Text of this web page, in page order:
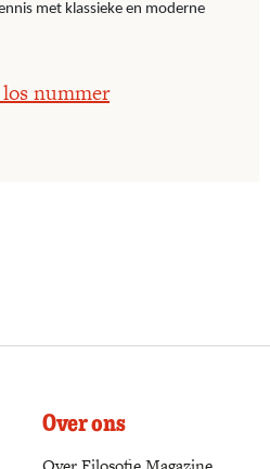
met klassieke en moderne
nummer
Over ons